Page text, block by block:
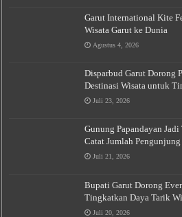
Garut International Kite
Wisata Garut ke Dunia
Agustus 4, 2026
Disparbud Garut Dorong
Destinasi Wisata untuk
Juli 23, 2026
Gunung Papandayan
Catat Jumlah
Juli 21, 2026
Bupati Garut Dorong
Tingkatkan Daya Tarik
Juli 20, 2026